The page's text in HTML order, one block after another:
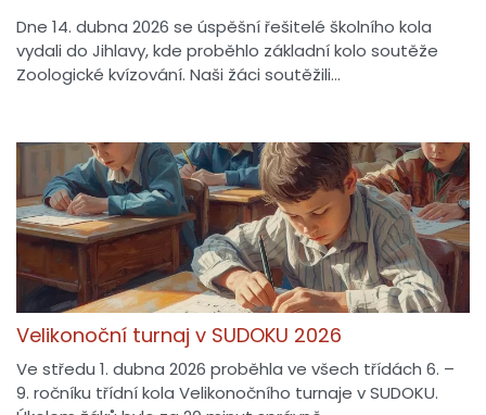
Dne 14. dubna 2026 se úspěšní řešitelé školního kola
vydali do Jihlavy, kde proběhlo základní kolo soutěže
Zoologické kvízování. Naši žáci soutěžili…
Velikonoční turnaj v SUDOKU 2026
Ve středu 1. dubna 2026 proběhla ve všech třídách 6. –
9. ročníku třídní kola Velikonočního turnaje v SUDOKU.